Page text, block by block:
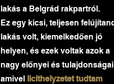
lakás a Belgrád rakpartról.
Ez egy kicsi, teljesen
lakás volt, kiemelkedően jó
helyen, és ezek voltak azok a
nagy előnyei és
amivel licithelyzetet tudtam